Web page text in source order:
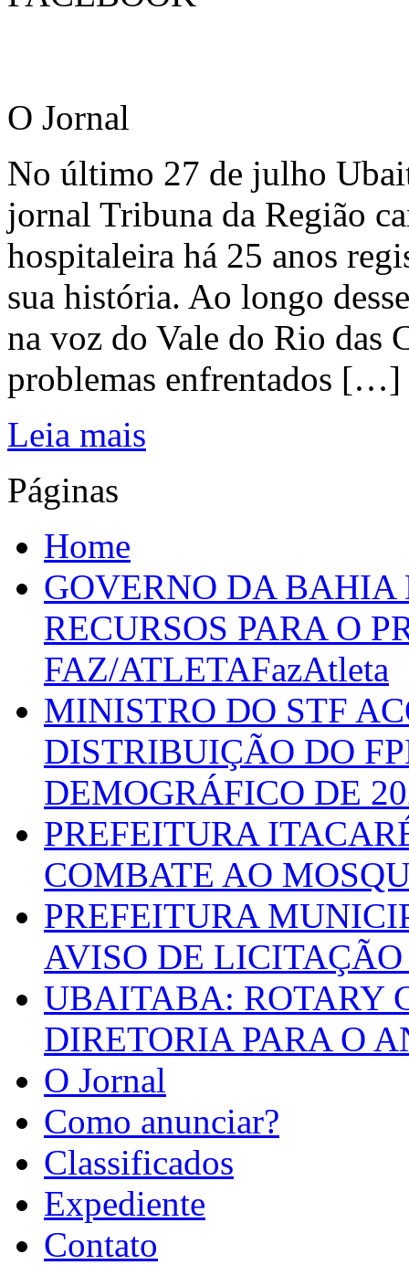
O Jornal
No último 27 de julho
jornal Tribuna da Região
hospitaleira há 25 anos
sua história. Ao longo
na voz do Vale do Rio das
problemas enfrentados […]
Leia mais
Páginas
Home
GOVERNO DA
RECURSOS PARA O
FAZ/ATLETAFazAtleta
MINISTRO DO STF
DISTRIBUIÇÃO DO
DEMOGRÁFICO DE
PREFEITURA
COMBATE AO
PREFEITURA
AVISO DE LICITAÇÃO
UBAITABA: ROTARY
DIRETORIA PARA O
O Jornal
Como anunciar?
Classificados
Expediente
Contato